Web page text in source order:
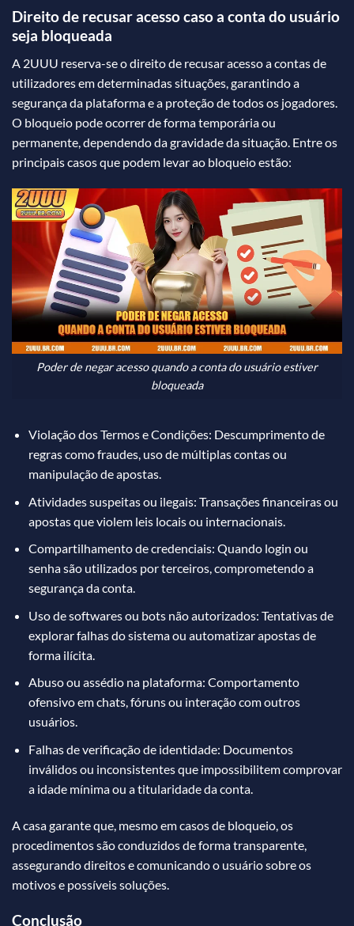
Direito de recusar acesso caso a conta do usuário
seja bloqueada
A 2UUU reserva-se o direito de recusar acesso a contas de
utilizadores em determinadas situações, garantindo a
segurança da plataforma e a proteção de todos os jogadores.
O bloqueio pode ocorrer de forma temporária ou
permanente, dependendo da gravidade da situação. Entre os
principais casos que podem levar ao bloqueio estão:
Poder de negar acesso quando a conta do usuário estiver
bloqueada
Violação dos Termos e Condições: Descumprimento de
regras como fraudes, uso de múltiplas contas ou
manipulação de apostas.
Atividades suspeitas ou ilegais: Transações financeiras ou
apostas que violem leis locais ou internacionais.
Compartilhamento de credenciais: Quando login ou
senha são utilizados por terceiros, comprometendo a
segurança da conta.
Uso de softwares ou bots não autorizados: Tentativas de
explorar falhas do sistema ou automatizar apostas de
forma ilícita.
Abuso ou assédio na plataforma: Comportamento
ofensivo em chats, fóruns ou interação com outros
usuários.
Falhas de verificação de identidade: Documentos
inválidos ou inconsistentes que impossibilitem comprovar
a idade mínima ou a titularidade da conta.
A casa garante que, mesmo em casos de bloqueio, os
procedimentos são conduzidos de forma transparente,
assegurando direitos e comunicando o usuário sobre os
motivos e possíveis soluções.
Conclusão